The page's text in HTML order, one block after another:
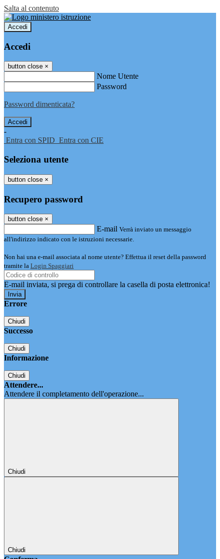
Salta al contenuto
Accedi
Accedi
button close ×
Nome Utente
Password
Password dimenticata?
-
Entra con SPID Entra con CIE
Seleziona utente
button close ×
Recupero password
button close ×
E-mail Verrà inviato un messaggio
all'indirizzo indicato con le istruzioni necessarie.
Non hai una e-mail associata al nome utente? Effettua il reset della password
tramite la Login Spaggiari
E-mail inviata, si prega di controllare la casella di posta elettronica!
Errore
Chiudi
Successo
Chiudi
Informazione
Chiudi
Attendere...
Attendere il completamento dell'operazione...
Chiudi
Chiudi